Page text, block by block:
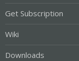
Get Subscription
Wiki
Downloads